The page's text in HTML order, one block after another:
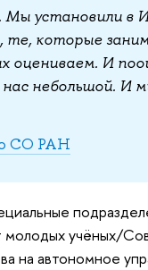
Мы установили в
те, которые
оцениваем. И
небольшой. И
СО РАН
молодых учёных/
на автономное